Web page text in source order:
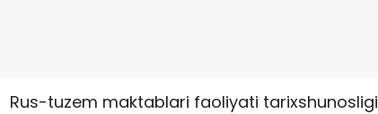
Rus-tuzem maktablari faoliyati tarixshunosligi